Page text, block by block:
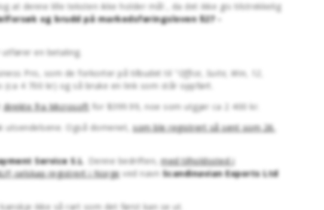
at denne lille teksten ikke holder mål , da det ikke gis tilstrekkelig
og brudd på markedsføringsloven §27 -
en betaling.
Pro, som de forkorter på tilbudet til "
Office, Suite, Win, 12,
4 700 kr) og så bruke en link som står oppført.
direkte fra Microsoft for $399.99, noe som utgjør ca 2 400 kr.
utsendelsene. Også domenet,som ble registrert så sent som 26.
Service S.L . Denne bedriften,med tilholdssted i
selskap registrert i Norgeved navnScandinavian Exports Ltd
ikke så rart som det først kan se ut.